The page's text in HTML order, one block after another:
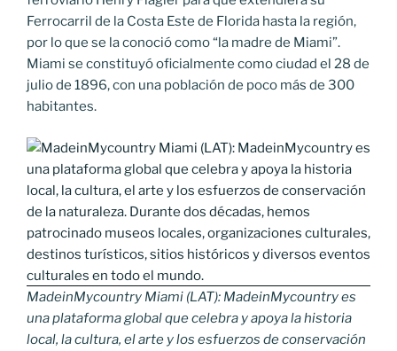
Ferrocarril de la Costa Este de Florida hasta la región,
por lo que se la conoció como “la madre de Miami”.
Miami se constituyó oficialmente como ciudad el 28 de
julio de 1896, con una población de poco más de 300
habitantes.
MadeinMycountry Miami (LAT): MadeinMycountry es
una plataforma global que celebra y apoya la historia
local, la cultura, el arte y los esfuerzos de conservación